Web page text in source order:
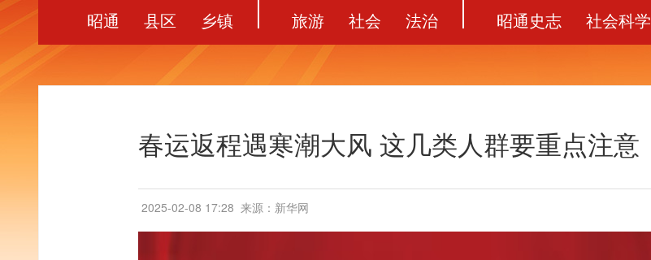
昭通
县区 乡镇
旅游
社会 法治
昭通史志
社会科学
春运返程遇寒潮大风 这几类人群要重点注意
2025-02-08 17:28 来源：新华网